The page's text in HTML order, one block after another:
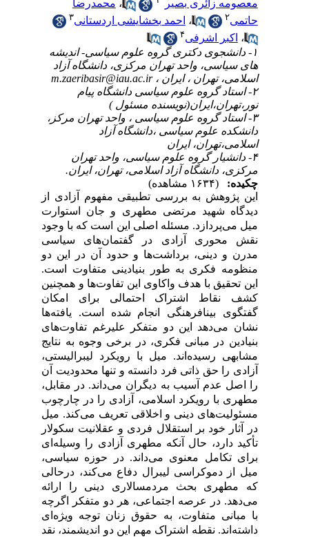
معصومه زائری بصیر ، محمدرضا
حاتمی
،احمد بخشایشی اردستانی
،اکبر اشرفی
۱- دانشجوی دکتری گروه علوم سیاسی- اندیشه
های سیاسی، واحد تهران مرکزی، دانشگاه آزاد
اسلامی، تهران ، ایران ، m.zaeribasir@iau.ac.ir
۲- استاد گروه علوم سیاسی دانشگاه پیام
نور،تهران،ایران(نویسنده مسئول )
۳- استاد گروه علوم سیاسی ، واحد تهران مرکز،
دانشکده علوم سیاسی ،دانشگاه آزاد
اسلامی،تهران، ایران
۴- دانشیار گروه علوم سیاسی، واحد تهران
مرکزی، دانشگاه آزاد اسلامی، تهران، ایران.
چکیده:
این پژوهش به بررسی تطبیقی مفهوم آزادی از
دیدگاه شهید مرتضی مطهری و جان استوارت
میل می‌پردازد. مسئله اصلی این است که با وجود
نقش محوری آزادی در گفتمان‌های سیاسی
مدرن و دینی، برداشت‌ها و حدود آن در این دو
منظومه فکری به طور بنیادینی متفاوت است.
این تحقیق با هدف واکاوی این تفاوت‌ها و همچنین
کشف نقاط اشتراک احتمالی برای امکان
گفتگوی بینافرهنگی انجام شده است. یافته‌ها
نشان می‌دهد این دو متفکر علیرغم تفاوت‌های
بنیادین در مبانی فکری، در برخی وجوه به نتایج
مشابهی رسیده‌اند. میل با رویکرد لیبرالیستی،
آزادی را حق ذاتی فرد دانسته و تنها محدودیت آن
را اصل عدم آسیب به دیگران می‌داند. در مقابل،
مطهری با رویکرد اسلامی، آزادی را در چارچوب
مسئولیت‌های دینی و اخلاقی تعریف می‌کند. میل
در آثار خود بر استقلال فردی و عقلانیت سکولار
تأکید دارد، حال آنکه مطهری آزادی را وسیله‌ای
برای تکامل معنوی می‌داند. در حوزه سیاسی،
میل از دموکراسی لیبرال دفاع می‌کند، درحالی
که مطهری بحث مردم­سالاری دینی را ارائه
می‌دهد. در عرصه اجتماعی، هر دو متفکر اگرچه
با مبانی متفاوت، به حقوق زنان توجه ویژه‌ای
داشته‌اند. نقطه اشتراک مهم این دو اندیشمند، نقد